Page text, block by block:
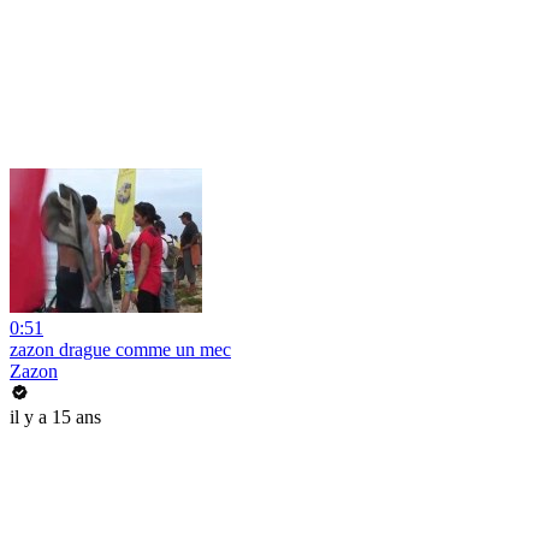
0:51
zazon drague comme un mec
Zazon
il y a 15 ans